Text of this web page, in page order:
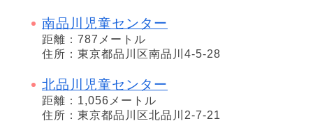
南品川児童センター
距離：787メートル
住所：東京都品川区南品川4-5-28
北品川児童センター
距離：1,056メートル
住所：東京都品川区北品川2-7-21